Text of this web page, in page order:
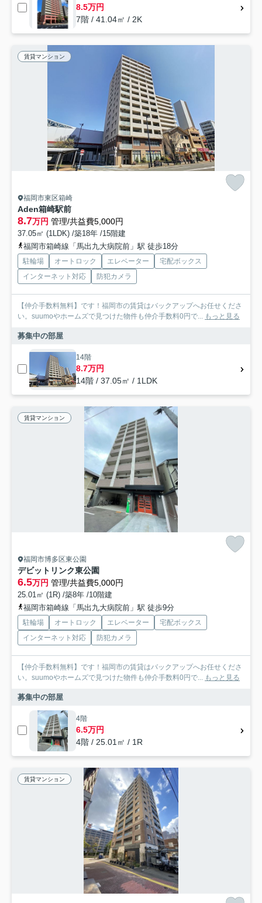
8.5万円
7階 / 41.04㎡ / 2K
賃貸マンション
福岡市東区箱崎
Aden箱崎駅前
8.7万円 管理/共益費5,000円
37.05㎡ (1LDK) /築18年 /15階建
福岡市箱崎線「馬出九大病院前」駅 徒歩18分
駐輪場 オートロック エレベーター
宅配ボックス
インターネット対応
防犯カメラ
【仲介手数料無料】です！福岡市の賃貸はバックアップへお任せくださ
い。suumoやホームズで見つけた物件も仲介手数料0円で...
もっと見る
募集中の部屋
14階
8.7万円
14階 / 37.05㎡ / 1LDK
賃貸マンション
福岡市博多区東公園
デビットリンク東公園
6.5万円 管理/共益費5,000円
25.01㎡ (1R) /築8年 /10階建
福岡市箱崎線「馬出九大病院前」駅 徒歩9分
駐輪場 オートロック エレベーター
宅配ボックス
インターネット対応
防犯カメラ
【仲介手数料無料】です！福岡市の賃貸はバックアップへお任せくださ
い。suumoやホームズで見つけた物件も仲介手数料0円で...
もっと見る
募集中の部屋
4階
6.5万円
4階 / 25.01㎡ / 1R
賃貸マンション